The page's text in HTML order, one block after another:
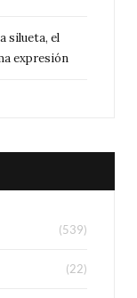
silueta, el
expresión
(539)
(22)